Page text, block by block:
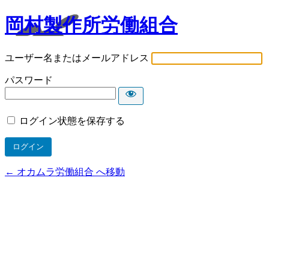
岡村製作所労働組合
ユーザー名またはメールアドレス
パスワード
ログイン状態を保存する
← オカムラ労働組合 へ移動